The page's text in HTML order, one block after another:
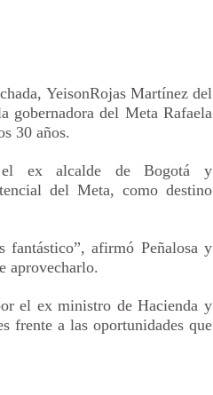
, YeisonRojas Martínezdel
gobernadora del Meta Rafaela
30 años.
ex alcalde de Bogotá y
del Meta, como destino
fantástico”, afirmó Peñalosa y
aprovecharlo.
el ex ministro de Hacienda y
frente a las oportunidades que